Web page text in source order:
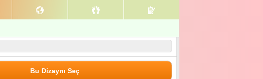
Bu Dizaynı Seç